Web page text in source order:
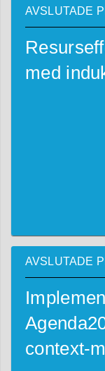
AVSLUTADE
med
AVSLUTADE
context-